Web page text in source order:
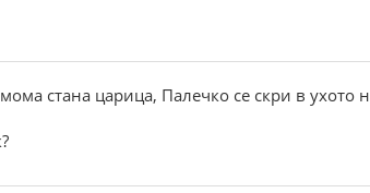
стана царица, Палечко се скри в ухото